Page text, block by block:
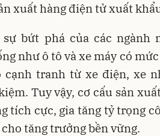
xuất hàng điện tử xuất
sự bứt phá của các
như ô tô và xe máy có
cạnh tranh từ xe điện, xe
Tuy vậy, cơ cấu sản
tích cực, gia tăng tỷ trọng
tăng trưởng bền vững.